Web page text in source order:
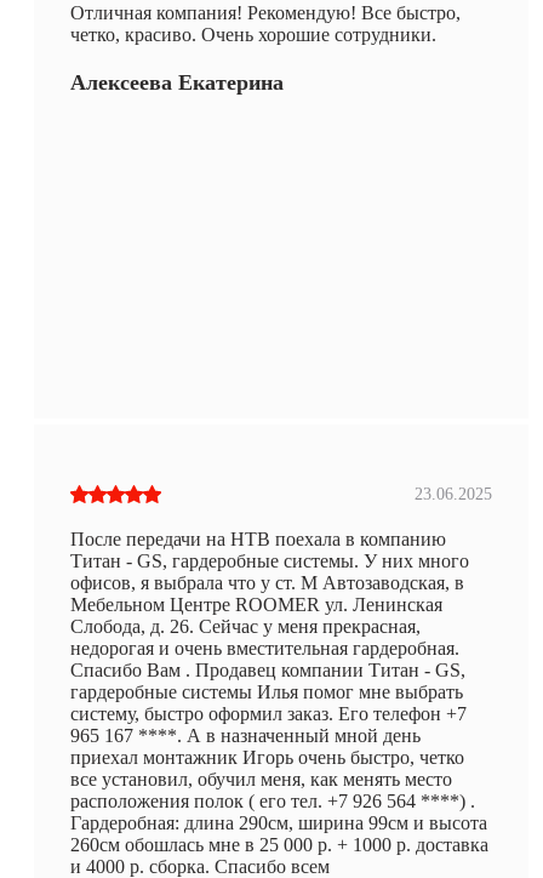
Отличная компания! Рекомендую! Все быстро,
четко, красиво. Очень хорошие сотрудники.
Алексеева Екатерина
23.06.2025
После передачи на НТВ поехала в компанию
Титан - GS, гардеробные системы. У них много
офисов, я выбрала что у ст. М Автозаводская, в
Мебельном Центре ROOMER ул. Ленинская
Слобода, д. 26. Сейчас у меня прекрасная,
недорогая и очень вместительная гардеробная.
Спасибо Вам . Продавец компании Титан - GS,
гардеробные системы Илья помог мне выбрать
систему, быстро оформил заказ. Его телефон +7
965 167 ****. А в назначенный мной день
приехал монтажник Игорь очень быстро, четко
все установил, обучил меня, как менять место
расположения полок ( его тел. +7 926 564 ****) .
Гардеробная: длина 290см, ширина 99см и высота
260см обошлась мне в 25 000 р. + 1000 р. доставка
и 4000 р. сборка. Спасибо всем